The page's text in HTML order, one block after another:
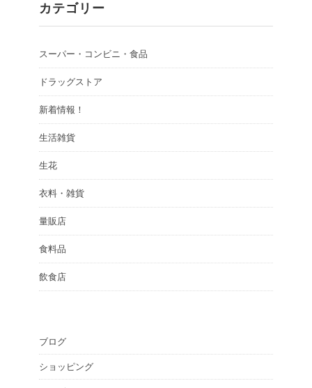
カテゴリー
スーパー・コンビニ・食品
ドラッグストア
新着情報！
生活雑貨
生花
衣料・雑貨
量販店
食料品
飲食店
ブログ
ショッピング